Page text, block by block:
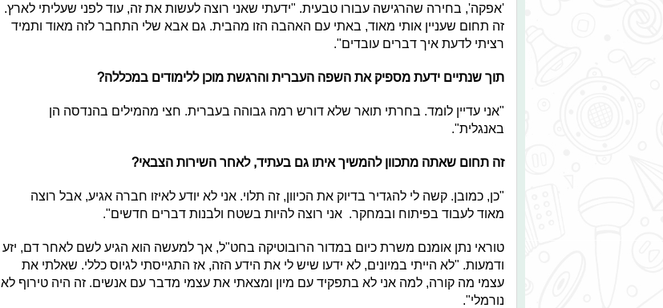
'אפקה', בחירה שהרגישה עבורו טבעית. "ידעתי שאני רוצה לעשות את זה, עוד לפני שעליתי לארץ.
זה תחום שעניין אותי מאוד, באתי עם האהבה הזו מהבית. גם אבא שלי התחבר לזה מאוד ותמיד
רציתי לדעת איך דברים עובדים".
תוך שנתיים ידעת מספיק את השפה העברית והרגשת מוכן ללימודים במכללה?
"אני עדיין לומד. בחרתי תואר שלא דורש רמה גבוהה בעברית. חצי מהמילים בהנדסה הן
באנגלית".
זה תחום שאתה מתכוון להמשיך איתו גם בעתיד, לאחר השירות הצבאי?
"כן, כמובן. קשה לי להגדיר בדיוק את הכיוון, זה תלוי. אני לא יודע לאיזו חברה אגיע, אבל רוצה
מאוד לעבוד בפיתוח ובמחקר. אני רוצה להיות בשטח ולבנות דברים חדשים".
טוראי נתן אומנם משרת כיום במדור הרובוטיקה בחט"ל, אך למעשה הוא הגיע לשם לאחר דם, יזע
ודמעות. "לא הייתי במיונים, לא ידעו שיש לי את הידע הזה, אז התגייסתי לגיוס כללי. שאלתי את
עצמי מה קורה, למה אני לא בתפקיד עם מיון ומצאתי את עצמי מדבר עם אנשים. זה היה טירוף לא
נורמלי".